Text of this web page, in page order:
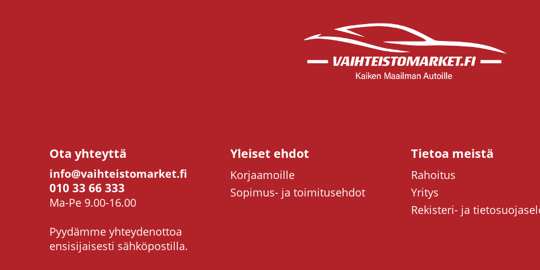
Ota yhteyttä
info@vaihteistomarket.fi
010 33 66 333
Ma-Pe 9.00-16.00
Pyydämme yhteydenottoa
ensisijaisesti sähköpostilla.
Yleiset ehdot
Korjaamoille
Sopimus- ja toimitusehdot
Tietoa meistä
Rahoitus
Yritys
Rekisteri- ja